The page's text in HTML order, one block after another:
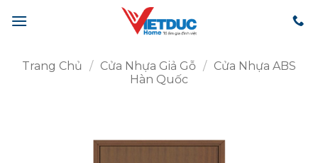
qua
dungTrang Chủ / Cửa Nhựa Giả Gỗ / Cửa Nhựa ABS
Hàn Quốc